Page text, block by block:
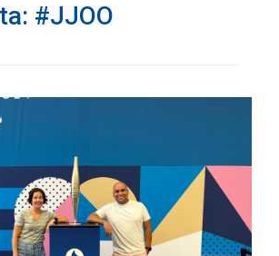
#JJOO